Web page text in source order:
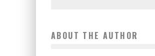
ABOUT THE AUTHOR